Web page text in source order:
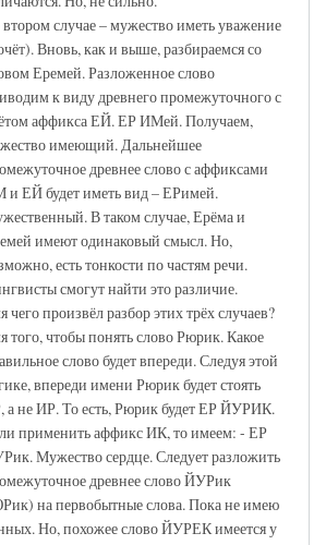
случае – мужество иметь уважение
Вновь, как и выше, разбираемся со
Еремей. Разложенное слово
к виду древнего промежуточного с
аффикса ЕЙ. ЕР ИМей. Получаем,
имеющий. Дальнейшее
древнее слово с аффиксами
ЕЙ будет иметь вид – ЕРимей.
В таком случае, Ерёма и
имеют одинаковый смысл. Но,
есть тонкости по частям речи.
смогут найти это различие.
чего произвёл разбор этих трёх случаев?
того, чтобы понять слово Рюрик. Какое
слово будет впереди. Следуя этой
впереди имени Рюрик будет стоять
а не ИР. То есть, Рюрик будет ЕР ЙУРИК.
применить аффикс ИК, то имеем: - ЕР
Мужество сердце. Следует разложить
древнее слово ЙУРик
на первобытные слова. Пока не имею
Но, похожее слово ЙУРЕК имеется у